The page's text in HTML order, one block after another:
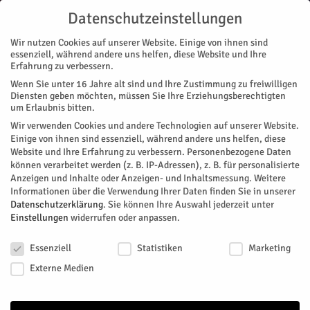
Start Nachrichten Oldtimer und Festung
NACHRICHTEN
Oldtimer und Festung
Zahlreiche Schätzchen waren am vergangenen Wochenende
im Brückenkopf-Park zu sehen.
Von Volker Goebels August 3, 2022 352
Datenschutzeinstellungen
Wir nutzen Cookies auf unserer Website. Einige von ihnen sind
essenziell, während andere uns helfen, diese Website und Ihre
Erfahrung zu verbessern.
Wenn Sie unter 16 Jahre alt sind und Ihre Zustimmung zu freiwilligen
Diensten geben möchten, müssen Sie Ihre Erziehungsberechtigten
um Erlaubnis bitten.
Wir verwenden Cookies und andere Technologien auf unserer Website.
Einige von ihnen sind essenziell, während andere uns helfen, diese
Website und Ihre Erfahrung zu verbessern. Personenbezogene Daten
können verarbeitet werden (z. B. IP-Adressen), z. B. für personalisierte
Anzeigen und Inhalte oder Anzeigen- und Inhaltsmessung. Weitere
Informationen über die Verwendung Ihrer Daten finden Sie in unserer
Datenschutzerklärung. Sie können Ihre Auswahl jederzeit unter
Einstellungen widerrufen oder anpassen.
Essenziell
Statistiken
Marketing
Externe Medien